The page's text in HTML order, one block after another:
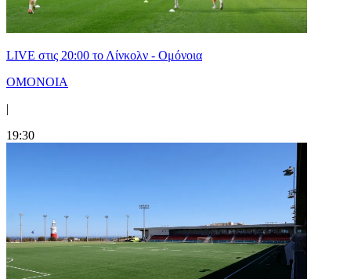
LIVE στις 20:00 το Λίνκολν - Ομόνοια
ΟΜΟΝΟΙΑ
|
19:30